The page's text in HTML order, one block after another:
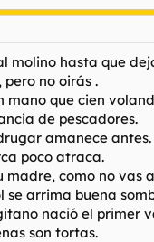
molino hasta que
no oirás .
mano que cien
de pescadores.
amanece antes.
poco atraca.
como no vas
se arrima buena
nació el primer
son tortas.